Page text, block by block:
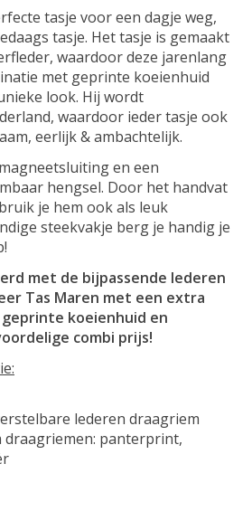
tasje voor een dagje weg,
tasje. Het tasje is gemaakt
waardoor deze jarenlang
met geprinte koeienhuid
look. Hij wordt
waardoor ieder tasje ook
eerlijk & ambachtelijk.
en een
hengsel. Door het handvat
je hem ook als leuk
steekvakje berg je handig je
met de bijpassende lederen
Tas Maren met een extra
koeienhuid en
combi prijs!
lederen draagriem
draagriemen: panterprint,